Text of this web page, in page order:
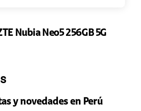
S/ 95.90 S/47.95
Nubia Neo5 256GB 5G
y novedades en Perú